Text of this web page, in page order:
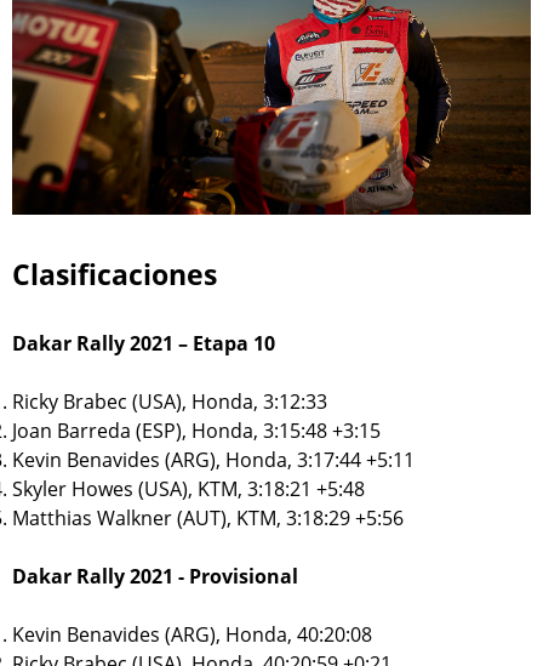
Clasificaciones
Dakar Rally 2021 – Etapa 10
Ricky Brabec (USA), Honda, 3:12:33
Joan Barreda (ESP), Honda, 3:15:48 +3:15
Kevin Benavides (ARG), Honda, 3:17:44 +5:11
Skyler Howes (USA), KTM, 3:18:21 +5:48
Matthias Walkner (AUT), KTM, 3:18:29 +5:56
Dakar Rally 2021 - Provisional
Kevin Benavides (ARG), Honda, 40:20:08